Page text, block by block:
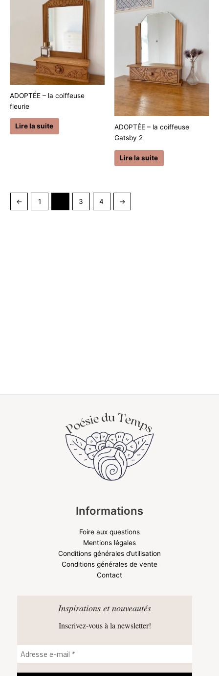
ADOPTÉE – la coiffeuse
fleurie
Lire la suite
ADOPTÉE – la coiffeuse
Gatsby 2
Lire la suite
← 1 3 4 →
Informations
Foire aux questions
Mentions légales
Conditions générales d’utilisation
Conditions générales de vente
Contact
Inspirations et nouveautés
Inscrivez-vous à la newsletter!